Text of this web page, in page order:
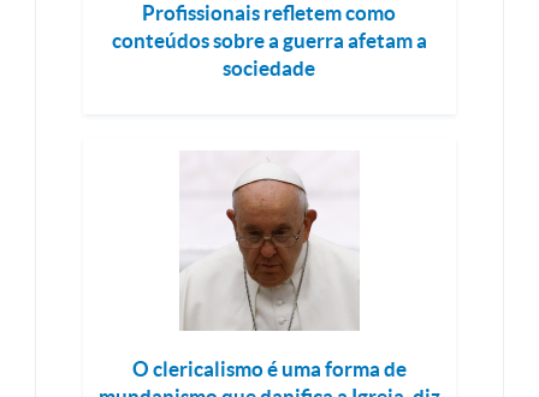
Profissionais refletem como
conteúdos sobre a guerra afetam a
sociedade
O clericalismo é uma forma de